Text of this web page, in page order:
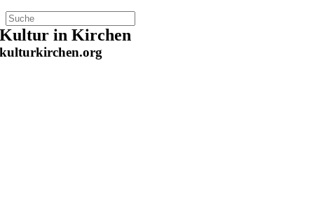
Zum
Inhalt
springen
Kultur in Kirchen
kulturkirchen.org